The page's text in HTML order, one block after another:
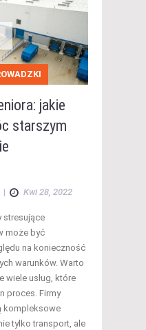
jakie
starszym
| Kwi 28, 2022
stresujące
może być
na konieczność
warunków. Warto
wiele usług, które
proces. Firmy
kompleksowe
tylko transport, ale